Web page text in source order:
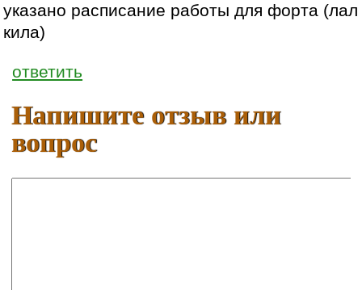
указано расписание работы для форта (лал
кила)
ответить
Напишите отзыв или
вопрос